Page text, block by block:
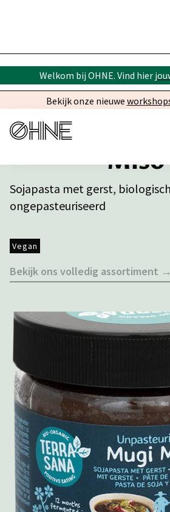
Welkom bij OHNE. Vind hier
Bekijk onze nieuwe
Miso
Sojapasta met gerst,
ongepasteuriseerd
Vegan
Bekijk ons volledig assortiment →